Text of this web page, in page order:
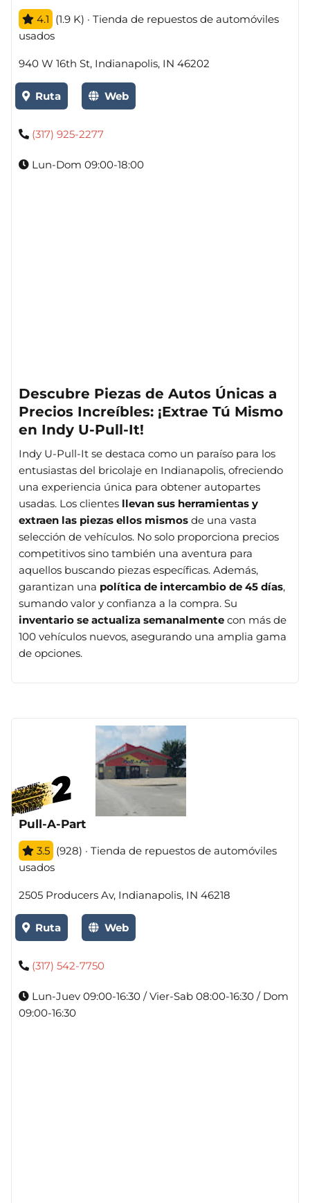
4.1 (1.9 K) · Tienda de repuestos de automóviles
usados
940 W 16th St, Indianapolis, IN 46202
Ruta Web
(317) 925-2277
Lun-Dom 09:00-18:00
Descubre Piezas de Autos Únicas a
Precios Increíbles: ¡Extrae Tú Mismo
en Indy U-Pull-It!
Indy U-Pull-It se destaca como un paraíso para los
entusiastas del bricolaje en Indianapolis, ofreciendo
una experiencia única para obtener autopartes
usadas. Los clientes llevan sus herramientas y
extraen las piezas ellos mismos de una vasta
selección de vehículos. No solo proporciona precios
competitivos sino también una aventura para
aquellos buscando piezas específicas. Además,
garantizan una política de intercambio de 45 días,
sumando valor y confianza a la compra. Su
inventario se actualiza semanalmente con más de
100 vehículos nuevos, asegurando una amplia gama
de opciones.
Pull-A-Part
3.5 (928) · Tienda de repuestos de automóviles
usados
2505 Producers Av, Indianapolis, IN 46218
Ruta Web
(317) 542-7750
Lun-Juev 09:00-16:30 / Vier-Sab 08:00-16:30 / Dom
09:00-16:30